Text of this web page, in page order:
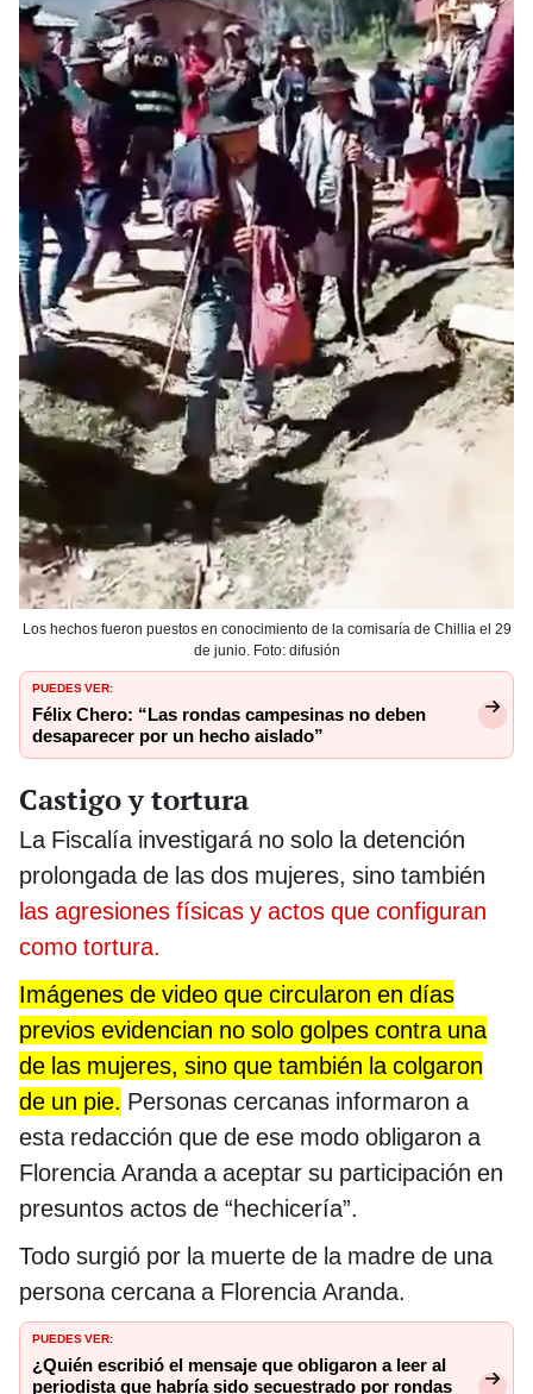
Los hechos fueron puestos en conocimiento de la comisaría de Chillia el 29
de junio. Foto: difusión
PUEDES VER:
Félix Chero: “Las rondas campesinas no deben
desaparecer por un hecho aislado”
Castigo y tortura
La Fiscalía investigará no solo la detención
prolongada de las dos mujeres, sino también
las agresiones físicas y actos que configuran
como tortura.
Imágenes de video que circularon en días
previos evidencian no solo golpes contra una
de las mujeres, sino que también la colgaron
de un pie. Personas cercanas informaron a
esta redacción que de ese modo obligaron a
Florencia Aranda a aceptar su participación en
presuntos actos de “hechicería”.
Todo surgió por la muerte de la madre de una
persona cercana a Florencia Aranda.
PUEDES VER:
¿Quién escribió el mensaje que obligaron a leer al
periodista que habría sido secuestrado por rondas